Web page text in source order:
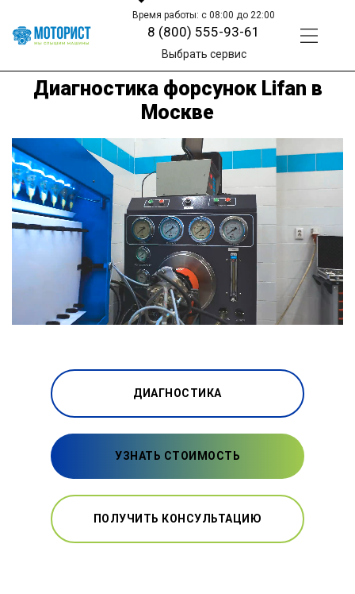
Время работы: с 08:00 до 22:00
8 (800) 555-93-61
Выбрать сервис
Диагностика форсунок Lifan в
Москве
ДИАГНОСТИКА
УЗНАТЬ СТОИМОСТЬ
ПОЛУЧИТЬ КОНСУЛЬТАЦИЮ